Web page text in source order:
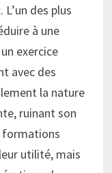
des plus
à une
exercice
avec des
la nature
ruinant son
formations
utilité, mais